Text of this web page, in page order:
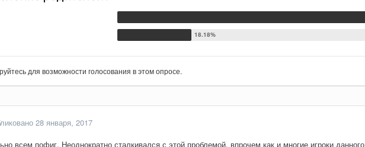
для возможности голосования в этом опросе.
28 января, 2017
всем пофиг. Неоднократно сталкивался с этой проблемой, впрочем как и многие игроки